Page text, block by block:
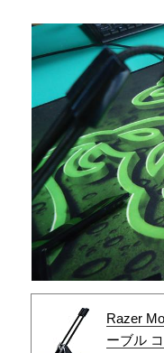
Razer
ーブル